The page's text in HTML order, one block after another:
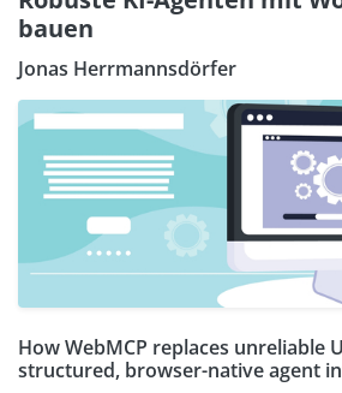
bauen
Jonas Herrmannsdörfer
How WebMCP replaces unreliable
structured, browser-native agent